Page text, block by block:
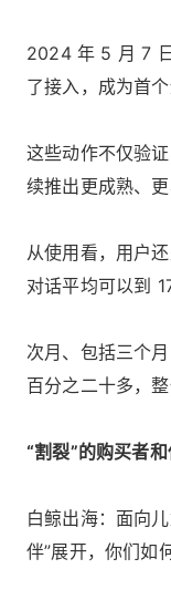
2024 年 5 月 7
了接入，成为首
这些动作不仅验
续推出更成熟、
从使用看，用户
对话平均可以到
次月、包括三个
百分之二十多，
“割裂”的购买者
白鲸出海：面向
伴”展开，你们如